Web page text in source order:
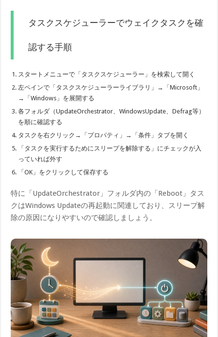
タスクスケジューラーでウェイクタスクを確
認する手順
スタートメニューで「タスクスケジューラー」を検索して開く
左ペインで「タスクスケジューラーライブラリ」→「Microsoft」
→「Windows」を展開する
各フォルダ（UpdateOrchestrator、WindowsUpdate、Defrag等）
を順に確認する
タスクを右クリック→「プロパティ」→「条件」タブを開く
「タスクを実行するためにスリープを解除する」にチェックが入
っていれば外す
「OK」をクリックして保存する
特に「UpdateOrchestrator」フォルダ内の「Reboot」タス
クはWindows Updateの再起動に関連しており、スリープ解
除の原因になりやすいので確認しましょう。